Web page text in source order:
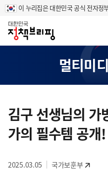
이 누리집은 대한민국 공식 전자정
홈
멀티미
텐
츠
영
김구 선생님의 가
가의 필수템 공개!
2025.03.05 국가보훈부